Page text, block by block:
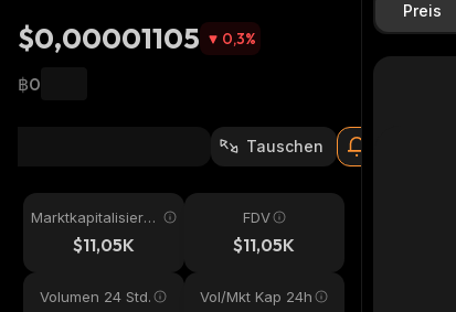
$0,00001105 0,3%
฿0
Tauschen
Marktkapitalisieru
$11,05K
FDV
$11,05K
Volumen 24 Std. Vol/Mkt Kap 24h
Preis